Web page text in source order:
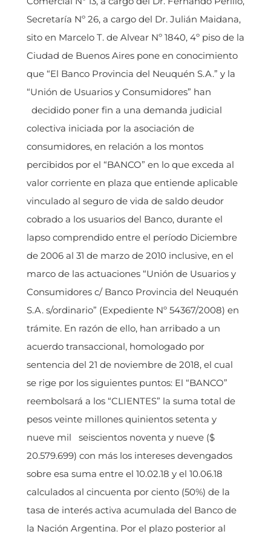
Secretaría Nº 26, a cargo del Dr. Julián Maidana,
sito en Marcelo T. de Alvear Nº 1840, 4º piso de la
Ciudad de Buenos Aires pone en conocimiento
que “El Banco Provincia del Neuquén S.A.” y la
“Unión de Usuarios y Consumidores” han
decidido poner fin a una demanda judicial
colectiva iniciada por la asociación de
consumidores, en relación a los montos
percibidos por el “BANCO” en lo que exceda al
valor corriente en plaza que entiende aplicable
vinculado al seguro de vida de saldo deudor
cobrado a los usuarios del Banco, durante el
lapso comprendido entre el período Diciembre
de 2006 al 31 de marzo de 2010 inclusive, en el
marco de las actuaciones “Unión de Usuarios y
Consumidores c/ Banco Provincia del Neuquén
S.A. s/ordinario” (Expediente Nº 54367/2008) en
trámite. En razón de ello, han arribado a un
acuerdo transaccional, homologado por
sentencia del 21 de noviembre de 2018, el cual
se rige por los siguientes puntos: El “BANCO”
reembolsará a los “CLIENTES” la suma total de
pesos veinte millones quinientos setenta y
nueve mil seiscientos noventa y nueve ($
20.579.699) con más los intereses devengados
sobre esa suma entre el 10.02.18 y el 10.06.18
calculados al cincuenta por ciento (50%) de la
tasa de interés activa acumulada del Banco de
la Nación Argentina. Por el plazo posterior al